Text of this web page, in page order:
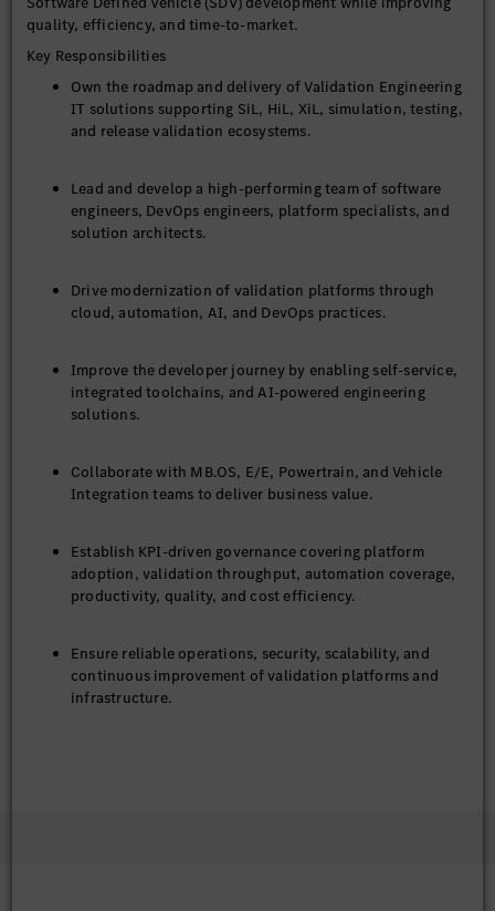
quality, efficiency, and time-to-market.
Key Responsibilities
Own the roadmap and delivery of Validation Engineering
IT solutions supporting SiL, HiL, XiL, simulation, testing,
and release validation ecosystems.
Lead and develop a high-performing team of software
engineers, DevOps engineers, platform specialists, and
solution architects.
Drive modernization of validation platforms through
cloud, automation, AI, and DevOps practices.
Improve the developer journey by enabling self-service,
integrated toolchains, and AI-powered engineering
solutions.
Collaborate with MB.OS, E/E, Powertrain, and Vehicle
Integration teams to deliver business value.
Establish KPI-driven governance covering platform
adoption, validation throughput, automation coverage,
productivity, quality, and cost efficiency.
Ensure reliable operations, security, scalability, and
continuous improvement of validation platforms and
infrastructure.